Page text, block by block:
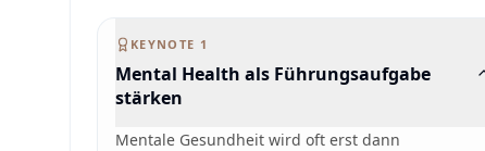
KEYNOTE 1
Mental Health als Führungsaufgabe
stärken
Mentale Gesundheit wird oft erst dann